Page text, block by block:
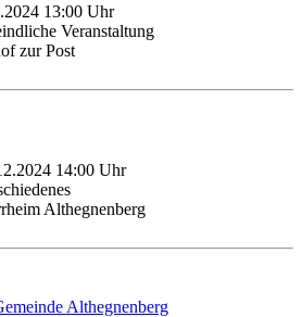
13:00 Uhr
Veranstaltung
zur Post
14:00 Uhr
Althegnenberg
Althegnenberg